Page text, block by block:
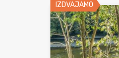
IZDVAJAMO